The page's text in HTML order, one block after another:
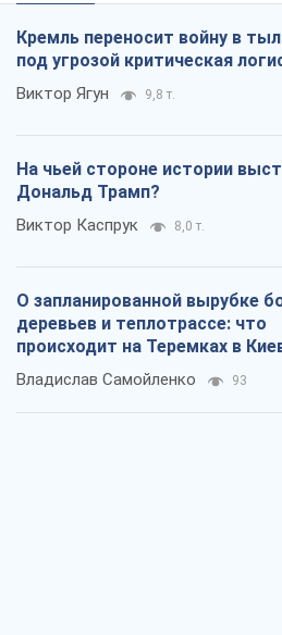
Кремль переносит войну в
под угрозой критическая
Виктор Ягун 9,8 т.
На чьей стороне истории
Дональд Трамп?
Виктор Каспрук 8,0 т.
О запланированной вырубке
деревьев и теплотрассе: что
происходит на Теремках в
Владислав Самойленко 93